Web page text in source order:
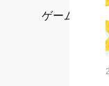
ゲーム